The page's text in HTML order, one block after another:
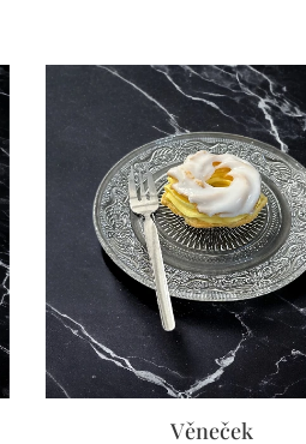
Věneček